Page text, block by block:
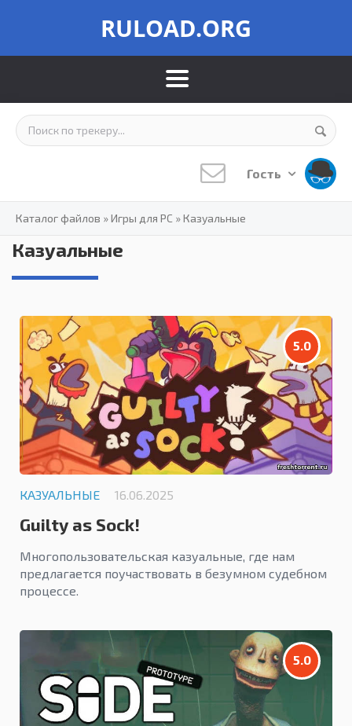
RULOAD.ORG
Гость
Каталог файлов »Игры для PC »Казуальные
Казуальные
5.0
КАЗУАЛЬНЫЕ 16.06.2025
Guilty as Sock!
Многопользовательская казуальные, где нам
предлагается поучаствовать в безумном судебном
процессе.
5.0